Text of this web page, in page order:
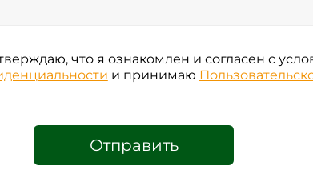
что я ознакомлен и согласен с
и принимаю
Отправить